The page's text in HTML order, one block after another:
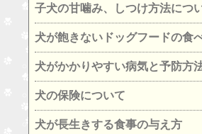
子犬の甘噛み、しつけ方法につ
犬が飽きないドッグフードの食
犬がかかりやすい病気と予防方
犬の保険について
犬が長生きする食事の与え方